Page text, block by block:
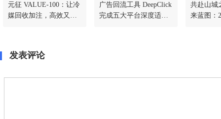
元征 VALUE-100：让冷
媒回收加注，高效又省
广告回流工具 DeepClick
完成五大平台深度适
共赴山城
来蓝图：
发表评论